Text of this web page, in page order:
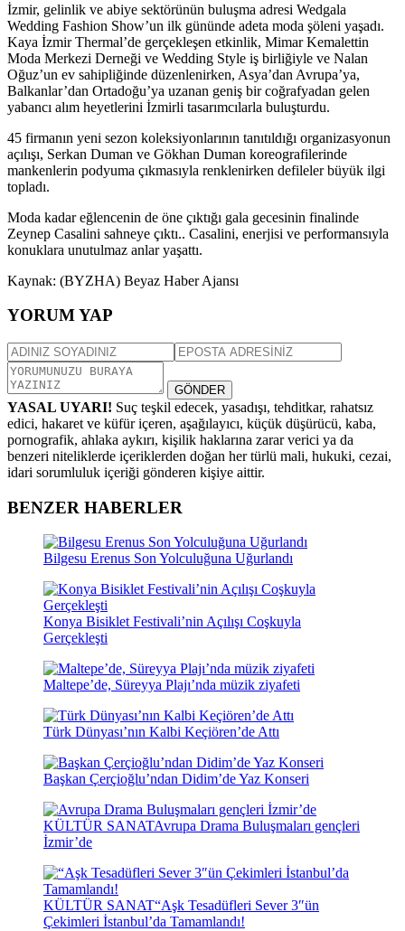
İzmir, gelinlik ve abiye sektörünün buluşma adresi Wedgala
Wedding Fashion Show’un ilk gününde adeta moda şöleni yaşadı.
Kaya İzmir Thermal’de gerçekleşen etkinlik, Mimar Kemalettin
Moda Merkezi Derneği ve Wedding Style iş birliğiyle ve Nalan
Oğuz’un ev sahipliğinde düzenlenirken, Asya’dan Avrupa’ya,
Balkanlar’dan Ortadoğu’ya uzanan geniş bir coğrafyadan gelen
yabancı alım heyetlerini İzmirli tasarımcılarla buluşturdu.
45 firmanın yeni sezon koleksiyonlarının tanıtıldığı organizasyonun
açılışı, Serkan Duman ve Gökhan Duman koreografilerinde
mankenlerin podyuma çıkmasıyla renklenirken defileler büyük ilgi
topladı.
Moda kadar eğlencenin de öne çıktığı gala gecesinin finalinde
Zeynep Casalini sahneye çıktı.. Casalini, enerjisi ve performansıyla
konuklara unutulmaz anlar yaşattı.
Kaynak: (BYZHA) Beyaz Haber Ajansı
YORUM YAP
GÖNDER
YASAL UYARI! Suç teşkil edecek, yasadışı, tehditkar, rahatsız
edici, hakaret ve küfür içeren, aşağılayıcı, küçük düşürücü, kaba,
pornografik, ahlaka aykırı, kişilik haklarına zarar verici ya da
benzeri niteliklerde içeriklerden doğan her türlü mali, hukuki, cezai,
idari sorumluluk içeriği gönderen kişiye aittir.
BENZER HABERLER
Bilgesu Erenus Son Yolculuğuna Uğurlandı
Konya Bisiklet Festivali’nin Açılışı Coşkuyla
Gerçekleşti
Maltepe’de, Süreyya Plajı’nda müzik ziyafeti
Türk Dünyası’nın Kalbi Keçiören’de Attı
Başkan Çerçioğlu’ndan Didim’de Yaz Konseri
KÜLTÜR SANATAvrupa Drama Buluşmaları gençleri
İzmir’de
KÜLTÜR SANAT“Aşk Tesadüfleri Sever 3″ün
Çekimleri İstanbul’da Tamamlandı!